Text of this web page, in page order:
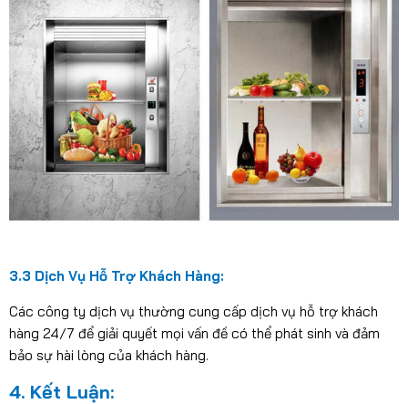
3.3 Dịch Vụ Hỗ Trợ Khách Hàng:
Các công ty dịch vụ thường cung cấp dịch vụ hỗ trợ khách
hàng 24/7 để giải quyết mọi vấn đề có thể phát sinh và đảm
bảo sự hài lòng của khách hàng.
4. Kết Luận: